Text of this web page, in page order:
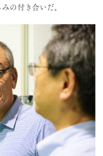
の付き合いだ。